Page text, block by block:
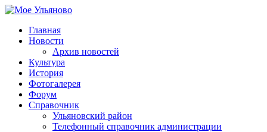
Главная
Новости
Архив новостей
Культура
История
Фотогалерея
Форум
Справочник
Ульяновский район
Телефонный справочник администрации